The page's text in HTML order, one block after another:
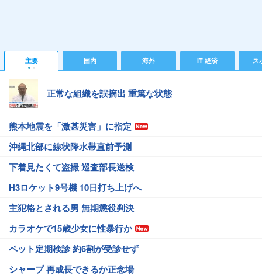
主要 国内 海外 IT 経済 ス
正常な組織を誤摘出 重篤な状態
熊本地震を「激甚災害」に指定
沖縄北部に線状降水帯直前予測
下着見たくて盗撮 巡査部長送検
H3ロケット9号機 10日打ち上げへ
主犯格とされる男 無期懲役判決
カラオケで15歳少女に性暴行か
ペット定期検診 約6割が受診せず
シャープ 再成長できるか正念場